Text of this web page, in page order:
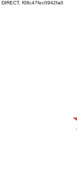
f08c47fec0942fa0